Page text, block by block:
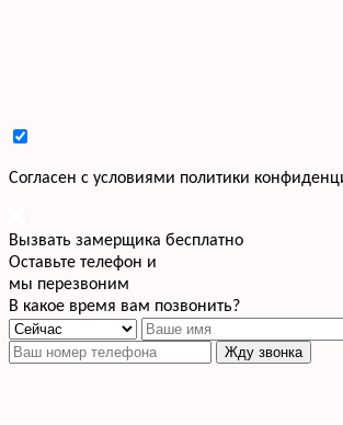
Cогласен с условиями политики
Вызвать замерщика бесплатно
Оставьте телефон и
мы перезвоним
В какое время вам позвонить?
Жду звонка